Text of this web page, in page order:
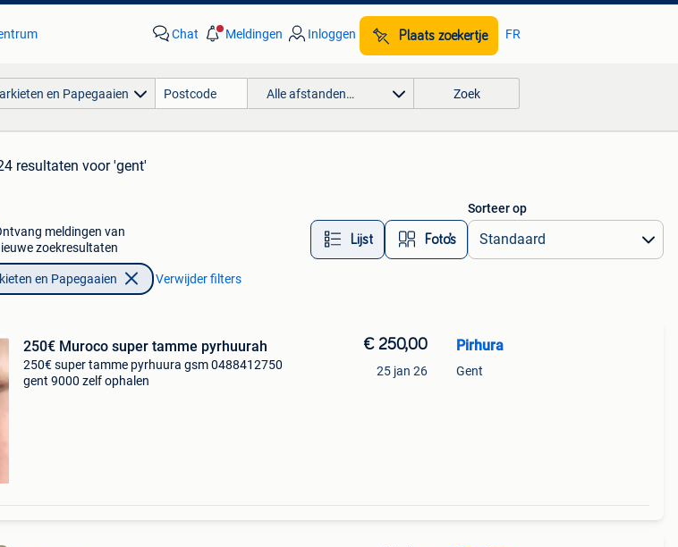
Chat Meldingen Inloggen Plaats zoekertje FR
en Papegaaien Alle afstanden… Zoek
resultaten voor 'gent'
meldingen van
zoekresultaten
Lijst Foto’s
Sorteer op
en Papegaaien Verwijder filters
250€ Muroco super tamme pyrhuurah
250€ super tamme pyrhuura gsm 0488412750
gent 9000 zelf ophalen
€ 250,00
25 jan 26
Pirhura
Gent